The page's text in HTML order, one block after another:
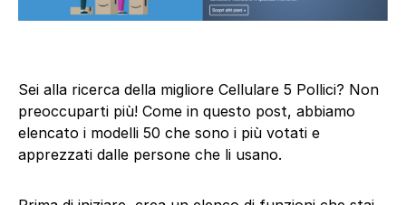
Sei alla ricerca della migliore Cellulare 5 Pollici? Non
preoccuparti più! Come in questo post, abbiamo
elencato i modelli 50 che sono i più votati e
apprezzati dalle persone che li usano.